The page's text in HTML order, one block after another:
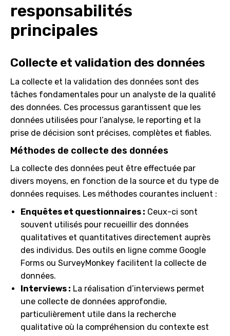
responsabilités
principales
Collecte et validation des données
La collecte et la validation des données sont des
tâches fondamentales pour un analyste de la qualité
des données. Ces processus garantissent que les
données utilisées pour l’analyse, le reporting et la
prise de décision sont précises, complètes et fiables.
Méthodes de collecte des données
La collecte des données peut être effectuée par
divers moyens, en fonction de la source et du type de
données requises. Les méthodes courantes incluent :
Enquêtes et questionnaires : Ceux-ci sont
souvent utilisés pour recueillir des données
qualitatives et quantitatives directement auprès
des individus. Des outils en ligne comme Google
Forms ou SurveyMonkey facilitent la collecte de
données.
Interviews : La réalisation d’interviews permet
une collecte de données approfondie,
particulièrement utile dans la recherche
qualitative où la compréhension du contexte est